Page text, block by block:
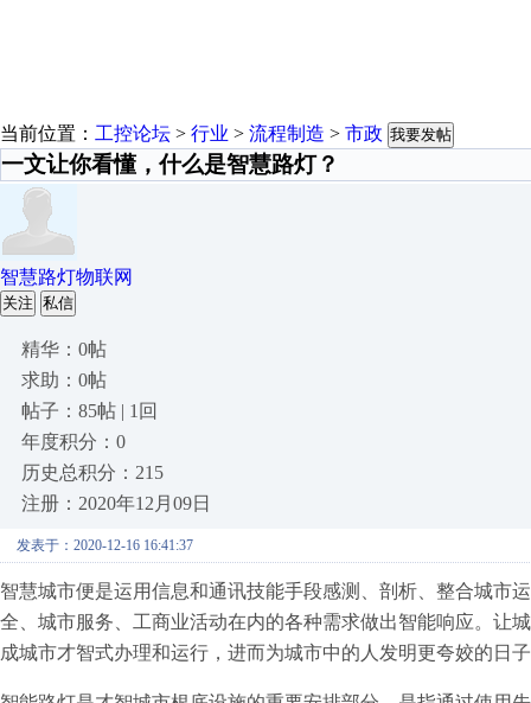
当前位置： 工控论坛 > 行业 > 流程制造 > 市政 我要发帖
一文让你看懂，什么是智慧路灯？
智慧路灯物联网
关注 私信
精华：0帖
求助：0帖
帖子：85帖 | 1回
年度积分：0
历史总积分：215
注册：2020年12月09日
发表于：2020-12-16 16:41:37
智慧城市便是运用信息和通讯技能手段感测、剖析、整合城市
全、城市服务、工商业活动在内的各种需求做出智能响应。让
成城市才智式办理和运行，进而为城市中的人发明更夸姣的日